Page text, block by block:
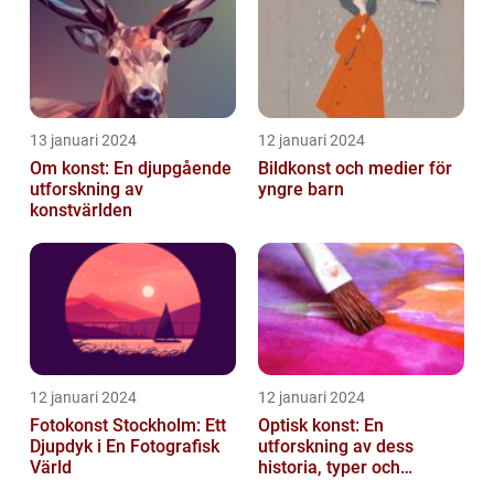
13 januari 2024
Om konst: En djupgående
utforskning av
konstvärlden
12 januari 2024
Bildkonst och medier för
yngre barn
12 januari 2024
Fotokonst Stockholm: Ett
Djupdyk i En Fotografisk
Värld
12 januari 2024
Optisk konst: En
utforskning av dess
historia, typer och